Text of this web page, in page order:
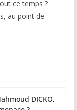
ce temps ?
au point de
DICKO,